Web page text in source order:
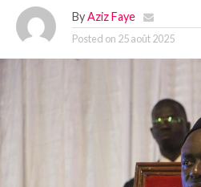
By Aziz Faye
Posted on 25 août 2025